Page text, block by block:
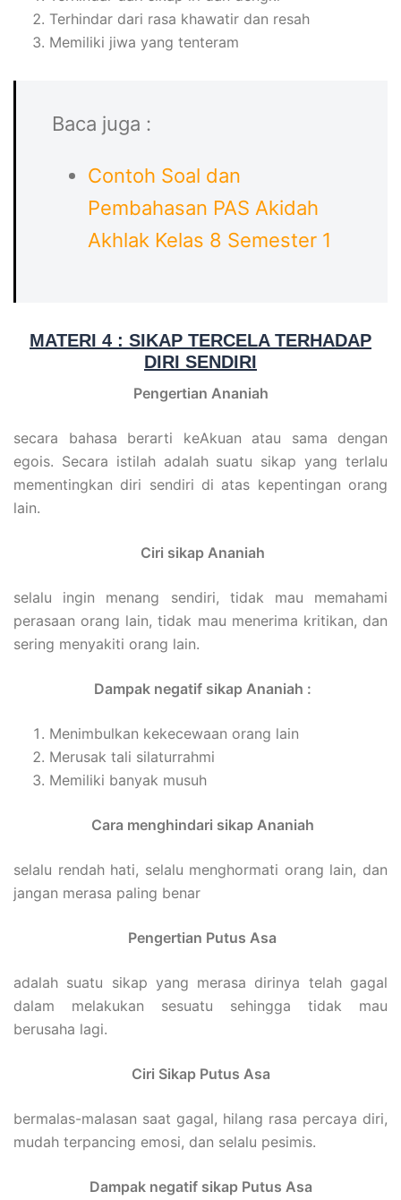
Terhindar dari rasa khawatir dan resah
Memiliki jiwa yang tenteram
Baca juga :
Contoh Soal dan
Pembahasan PAS Akidah
Akhlak Kelas 8 Semester 1
MATERI 4 : SIKAP TERCELA TERHADAP
DIRI SENDIRI
Pengertian Ananiah
secara bahasa berarti keAkuan atau sama dengan
egois. Secara istilah adalah suatu sikap yang terlalu
mementingkan diri sendiri di atas kepentingan orang
lain.
Ciri sikap Ananiah
selalu ingin menang sendiri, tidak mau memahami
perasaan orang lain, tidak mau menerima kritikan, dan
sering menyakiti orang lain.
Dampak negatif sikap Ananiah :
Menimbulkan kekecewaan orang lain
Merusak tali silaturrahmi
Memiliki banyak musuh
Cara menghindari sikap Ananiah
selalu rendah hati, selalu menghormati orang lain, dan
jangan merasa paling benar
Pengertian Putus Asa
adalah suatu sikap yang merasa dirinya telah gagal
dalam melakukan sesuatu sehingga tidak mau
berusaha lagi.
Ciri Sikap Putus Asa
bermalas-malasan saat gagal, hilang rasa percaya diri,
mudah terpancing emosi, dan selalu pesimis.
Dampak negatif sikap Putus Asa